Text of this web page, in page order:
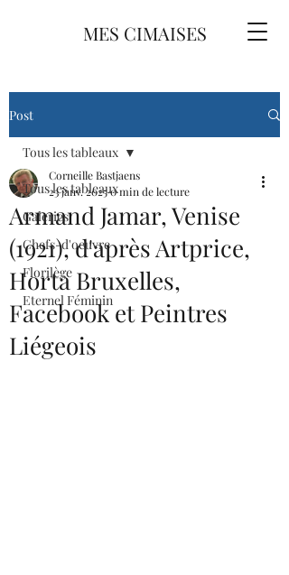
MES CIMAISES
Post
Tous les tableaux
Galeries
Chefs-d'oeuvre
Florilège
Eternel Féminin
Tous les tableaux
Armand Jamar, Venise
(1921), d'après Artprice,
Horta Bruxelles,
Facebook et Peintres
Liégeois
Corneille Bastjaens
23 janv. 20250 min de lecture